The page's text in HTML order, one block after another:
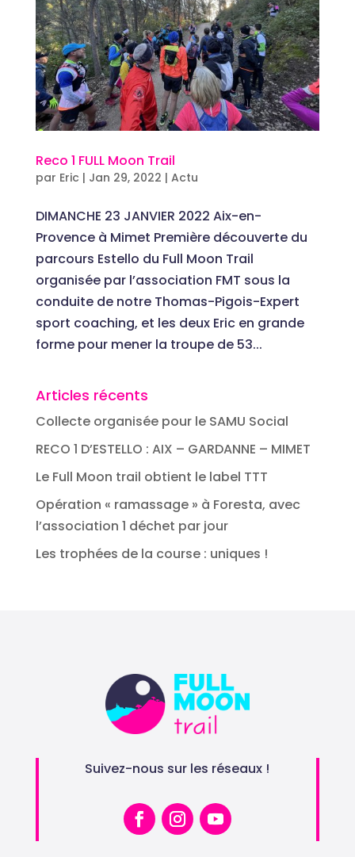
Reco 1 FULL Moon Trail
par Eric | Jan 29, 2022 | Actu
DIMANCHE 23 JANVIER 2022 Aix-en-
Provence à Mimet Première découverte du
parcours Estello du Full Moon Trail
organisée par l’association FMT sous la
conduite de notre Thomas-Pigois-Expert
sport coaching, et les deux Eric en grande
forme pour mener la troupe de 53...
Articles récents
Collecte organisée pour le SAMU Social
RECO 1 D’ESTELLO : AIX – GARDANNE – MIMET
Le Full Moon trail obtient le label TTT
Opération « ramassage » à Foresta, avec
l’association 1 déchet par jour
Les trophées de la course : uniques !
Suivez-nous sur les réseaux !